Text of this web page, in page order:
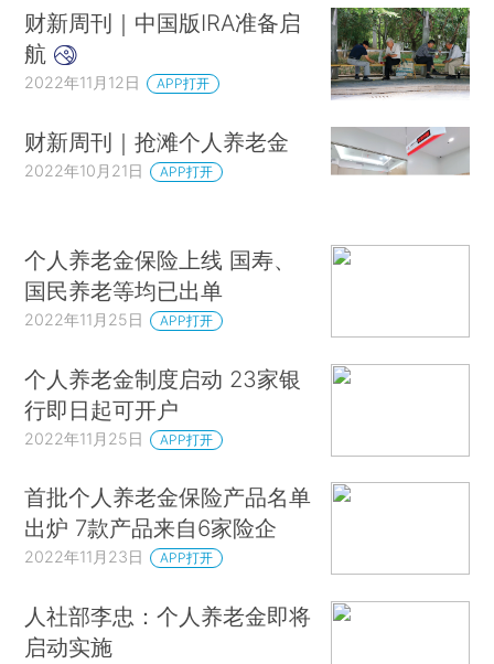
财新周刊｜中国版IRA准备启
航
2022年11月12日 APP打开
财新周刊｜抢滩个人养老金
2022年10月21日 APP打开
个人养老金保险上线 国寿、
国民养老等均已出单
2022年11月25日 APP打开
个人养老金制度启动 23家银
行即日起可开户
2022年11月25日 APP打开
首批个人养老金保险产品名单
出炉 7款产品来自6家险企
2022年11月23日 APP打开
人社部李忠：个人养老金即将
启动实施